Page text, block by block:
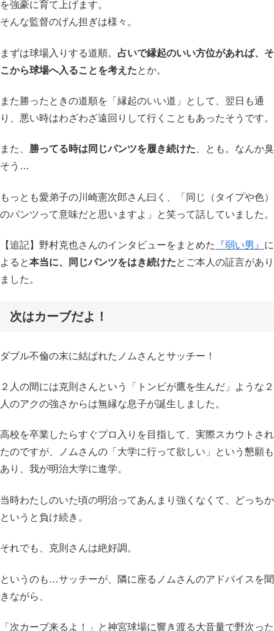
を強豪に育て上げます。
そんな監督のげん担ぎは様々。
まずは球場入りする道順。 占いで縁起のいい方位があれば、そ
こから球場へ入ることを考えたとか。
また勝ったときの道順を「縁起のいい道」として、翌日も通
り、悪い時はわざわざ遠回りして行くこともあったそうです。
また、 勝ってる時は同じパンツを履き続けた 、とも。なんか臭
そう…
もっとも愛弟子の川崎憲次郎さん曰く、「同じ（タイプや色）
のパンツって意味だと思いますよ」と笑って話していました。
【追記】野村克也さんのインタビューをまとめた 『弱い男』 に
よると本当に、同じパンツをはき続けたとご本人の証言があり
ました。
次はカーブだよ！
ダブル不倫の末に結ばれたノムさんとサッチー！
２人の間には克則さんという「トンビが鷹を生んだ」ような２
人のアクの強さからは無縁な息子が誕生しました。
高校を卒業したらすぐプロ入りを目指して、実際スカウトされ
たのですが、ノムさんの「大学に行って欲しい」という懇願も
あり、我が明治大学に進学。
当時わたしのいた頃の明治ってあんまり強くなくて、どっちか
というと負け続き。
それでも、克則さんは絶好調。
というのも…サッチーが、隣に座るノムさんのアドバイスを聞
きながら、
「次カーブ来るよ！」と神宮球場に響き渡る大音量で野次った